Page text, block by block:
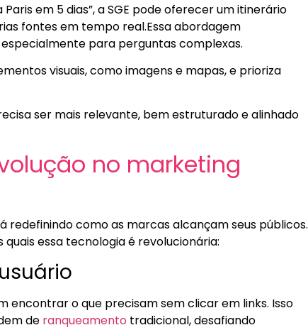
em 5 dias”, a SGE pode oferecer um itinerário
fontes em tempo real.Essa abordagem
para perguntas complexas.
visuais, como imagens e mapas, e prioriza
ser mais relevante, bem estruturado e alinhado
no marketing
redefinindo como as marcas alcançam seus públicos.
essa tecnologia é revolucionária:
encontrar o que precisam sem clicar em links. Isso
de ranqueamento tradicional, desafiando